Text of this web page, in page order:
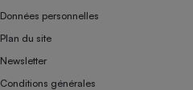
Données personnelles
Plan du site
Newsletter
Conditions générales